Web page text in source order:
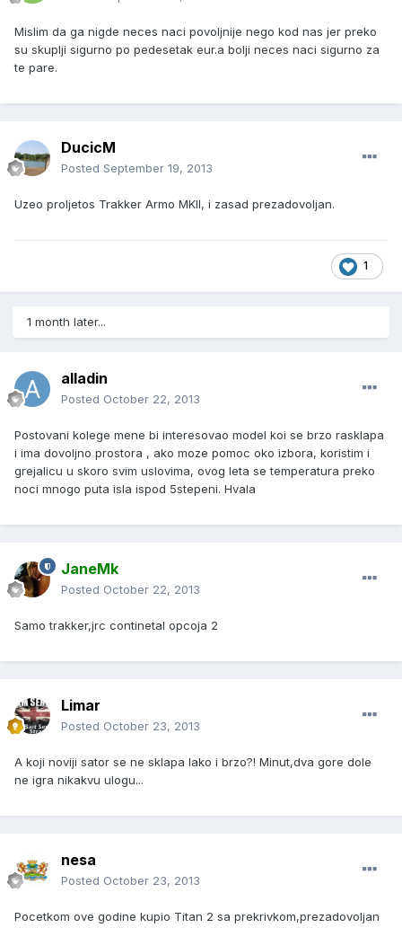
Mislim da ga nigde neces naci povoljnije nego kod nas jer preko
su skuplji sigurno po pedesetak eur.a bolji neces naci sigurno za
te pare.
DucicM
Posted September 19, 2013
Uzeo proljetos Trakker Armo MKII, i zasad prezadovoljan.
1
1 month later...
alladin
Posted October 22, 2013
Postovani kolege mene bi interesovao model koi se brzo rasklapa
i ima dovoljno prostora , ako moze pomoc oko izbora, koristim i
grejalicu u skoro svim uslovima, ovog leta se temperatura preko
noci mnogo puta isla ispod 5stepeni. Hvala
JaneMk
Posted October 22, 2013
Samo trakker,jrc continetal opcoja 2
Limar
Posted October 23, 2013
A koji noviji sator se ne sklapa lako i brzo?! Minut,dva gore dole
ne igra nikakvu ulogu...
nesa
Posted October 23, 2013
Pocetkom ove godine kupio Titan 2 sa prekrivkom,prezadovoljan